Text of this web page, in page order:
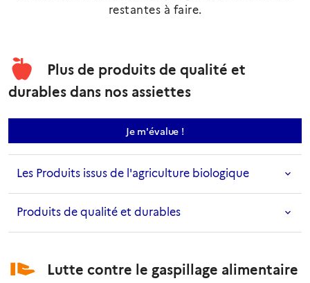
restantes à faire.
Plus de produits de qualité et
durables dans nos assiettes
Je m'évalue sur la mesure Qualité des
!
Les Produits issus de l'agriculture biologique
Produits de qualité et durables
Lutte contre le gaspillage alimentaire